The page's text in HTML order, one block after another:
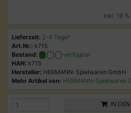
inkl. 19
Lieferzeit: 2-4 Tage*
Art.Nr.: k715
Bestand:
verfügbar
HAN: k715
Hersteller: HERMANN-Spielwaren GmbH
Mehr Artikel von: HERMANN-Spielwaren
IN